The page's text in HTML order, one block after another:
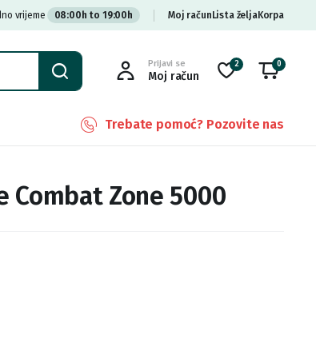
vrijeme 08:00h to 19:00h Moj račun Lista željaKorpa
Prijavi se
Moj račun
2 0
Trebate pomoć? Pozovite nas
Combat Zone 5000